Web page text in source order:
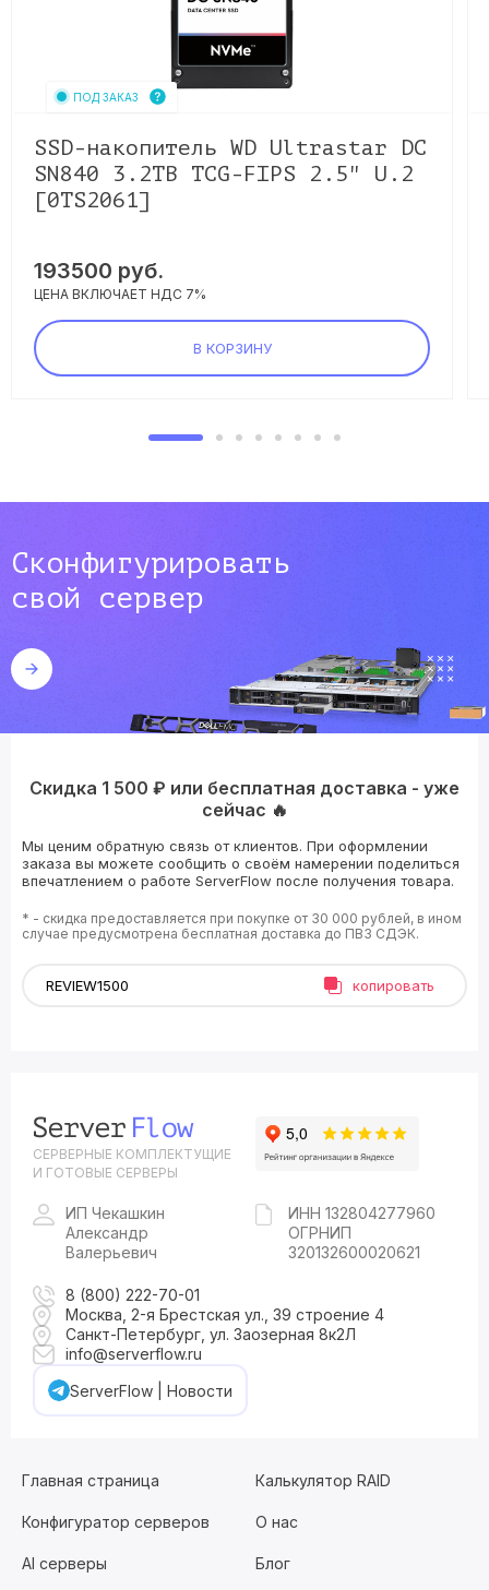
ПОД ЗАКАЗ
SSD-накопитель WD Ultrastar DC
SN840 3.2TB TCG-FIPS 2.5" U.2
[0TS2061]
193500 руб.
ЦЕНА ВКЛЮЧАЕТ НДС 7%
В КОРЗИНУ
Сконфигурировать
свой сервер
Скидка 1 500 ₽ или бесплатная доставка - уже
сейчас 🔥
Мы ценим обратную связь от клиентов. При оформлении
заказа вы можете сообщить о своём намерении поделиться
впечатлением о работе ServerFlow после получения товара.
* - скидка предоставляется при покупке от 30 000 рублей, в ином
случае предусмотрена бесплатная доставка до ПВЗ СДЭК.
копировать
СЕРВЕРНЫЕ КОМПЛЕКТУЩИЕ
И ГОТОВЫЕ СЕРВЕРЫ
ИП Чекашкин
Александр
Валерьевич
ИНН 132804277960
ОГРНИП
320132600020621
8 (800) 222-70-01
Москва, 2-я Брестская ул., 39 строение 4
Санкт-Петербург, ул. Заозерная 8к2Л
info@serverflow.ru
ServerFlow | Новости
Главная страница Калькулятор RAID
Конфигуратор серверов О нас
AI серверы Блог